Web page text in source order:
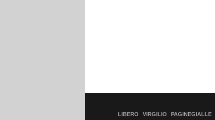
LIBERO VIRGILIO PAGINEGIALLE